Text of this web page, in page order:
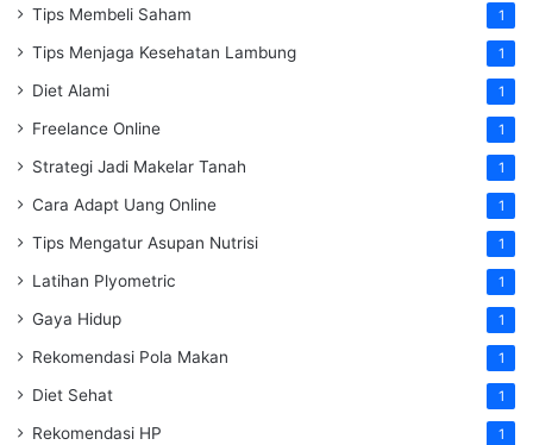
Tips Membeli Saham 1
Tips Menjaga Kesehatan Lambung 1
Diet Alami 1
Freelance Online 1
Strategi Jadi Makelar Tanah 1
Cara Adapt Uang Online 1
Tips Mengatur Asupan Nutrisi 1
Latihan Plyometric 1
Gaya Hidup 1
Rekomendasi Pola Makan 1
Diet Sehat 1
Rekomendasi HP 1